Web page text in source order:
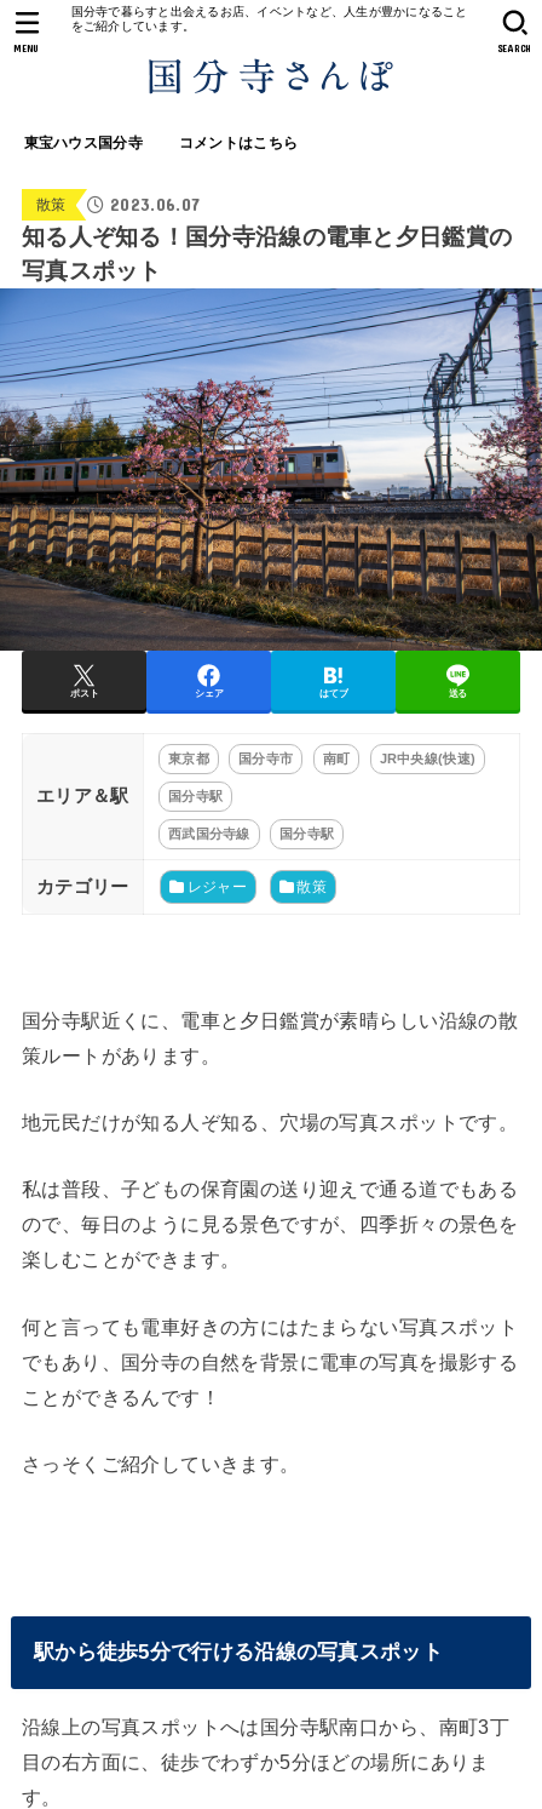
国分寺で暮らすと出会えるお店、イベントなど、人生が豊かになること
をご紹介しています。
東宝ハウス国分寺 コメントはこちら
SEARCH
MENU
散策 2023.06.07
知る人ぞ知る！国分寺沿線の電車と夕日鑑賞の
写真スポット
ポスト シェア はてブ 送る
エリア＆駅
東京都 国分寺市 南町 JR中央線(快速)
国分寺駅
西武国分寺線 国分寺駅
カテゴリー レジャー 散策
国分寺駅近くに、電車と夕日鑑賞が素晴らしい沿線の散
策ルートがあります。
地元民だけが知る人ぞ知る、穴場の写真スポットです。
私は普段、子どもの保育園の送り迎えで通る道でもある
ので、毎日のように見る景色ですが、四季折々の景色を
楽しむことができます。
何と言っても電車好きの方にはたまらない写真スポット
でもあり、国分寺の自然を背景に電車の写真を撮影する
ことができるんです！
さっそくご紹介していきます。
駅から徒歩5分で行ける沿線の写真スポット
沿線上の写真スポットへは国分寺駅南口から、南町3丁
目の右方面に、徒歩でわずか5分ほどの場所にありま
す。